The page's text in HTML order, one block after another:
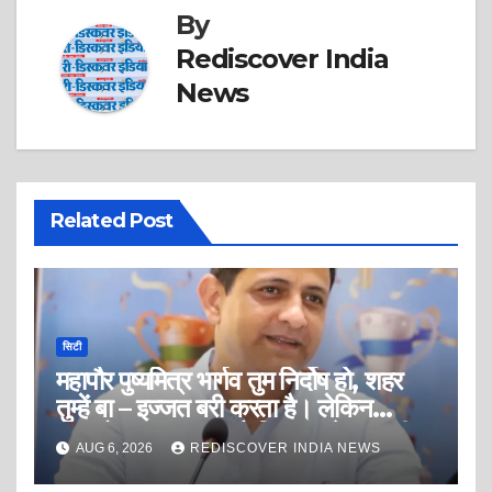
By
Rediscover India
News
Related Post
सिटी
महापौर पुष्यमित्र भार्गव तुम निर्दोष हो, शहर
तुम्हें बा – इज्जत बरी करता है। लेकिन
अफसोस इस बात का है कि शहर के असली
आरोपी खुले आम सत्ता की मलाई और सरकार
AUG 6, 2026 REDISCOVER INDIA NEWS